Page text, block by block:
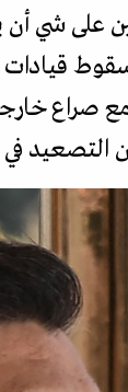
إذ
قيادات
مع صراع
في